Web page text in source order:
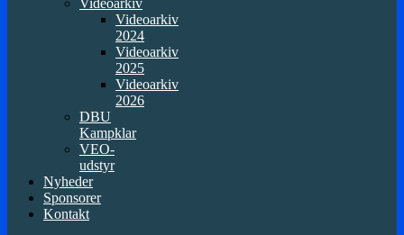
Videoarkiv
Videoarkiv
2024
Videoarkiv
2025
Videoarkiv
2026
DBU
Kampklar
VEO-
udstyr
Nyheder
Sponsorer
Kontakt